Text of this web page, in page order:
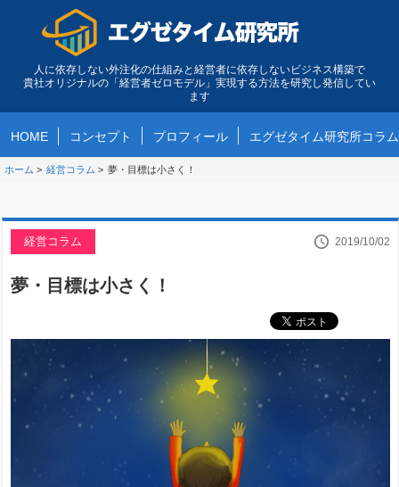
人に依存しない外注化の仕組みと経営者に依存しないビジネス構築で
貴社オリジナルの「経営者ゼロモデル」実現する方法を研究し発信してい
ます
HOME コンセプト プロフィール エグゼタイム研究所コラム
ホーム > 経営コラム > 夢・目標は小さく！
経営コラム 2019/10/02
夢・目標は小さく！